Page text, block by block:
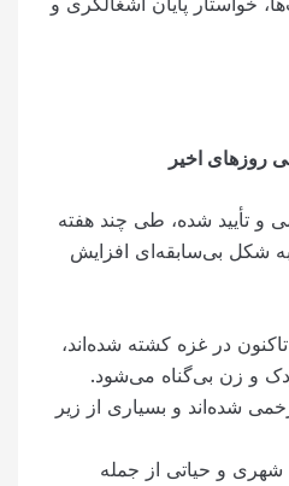
روزهای اخیر
تأیید شده، طی چند هفته
شکل بی‌سابقه‌ای افزایش
نفر تاکنون در غزه کشته شده‌اند،
و زن بی‌گناه می‌شود.
شده‌اند و بسیاری از زیر
و حیاتی از جمله